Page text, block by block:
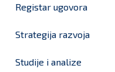
Registar ugovora
Strategija razvoja
Studije i analize